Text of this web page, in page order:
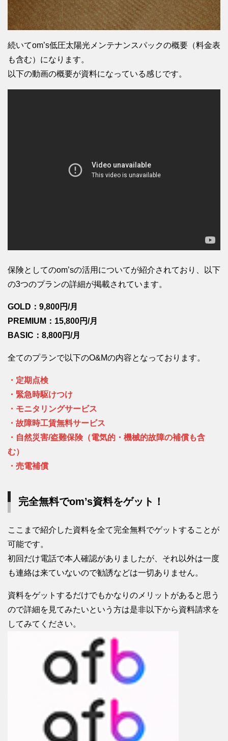
続いてom’s低圧太陽光メンテナンスパックの概要（料金表
も含む）になります。
以下の動画の概要が資料になっている感じです。
保険としてのom’sの活用についてが紹介されており、以下
の3つのプランの詳細が掲載されています。
GOLD：9,800円/月
PREMIUM：15,800円/月
BASIC：8,800円/月
全てのプランで以下のO&Mの内容となっております。
・定期点検
・緊急時駆けつけ
・モニタリングサービス
・故障時工賃無料サービス
・自然災害/盗難保険（電気的・機械的故障の補償も含
む）
・売電補償
完全無料でom’s資料をゲット！
ここまで紹介した資料を全て完全無料でゲットすることが
可能です。
初回だけ電話で本人確認がありましたが、それ以外は一度
も連絡は来ていないので勧誘などは一切ありません。
資料をゲットするだけでもかなりのメリットがあると思う
ので詳細を見てみたいという方は是非以下から資料請求を
してみてください。